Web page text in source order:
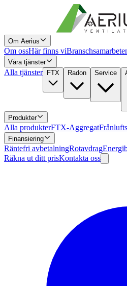
Om Aerius
Om ossHär finns vi
Våra tjänster
Alla tjänster FTX Radon Service
Produkter
Alla produkterFTX-Aggregat
Finansiering
Räntefri avbetalningRotavdrag
Räkna ut ditt prisKontakta oss